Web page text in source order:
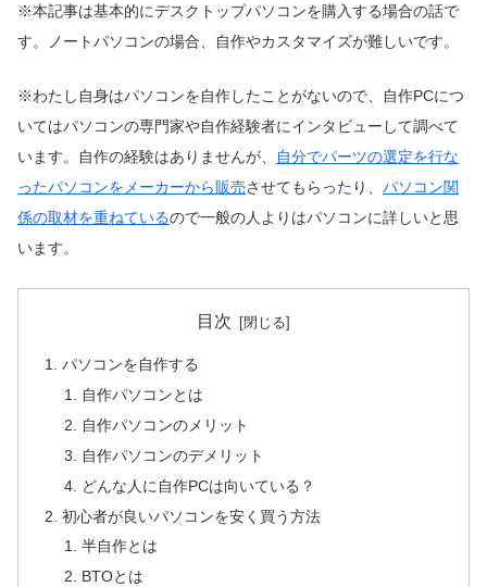
※本記事は基本的にデスクトップパソコンを購入する場合の話で
す。ノートパソコンの場合、自作やカスタマイズが難しいです。
※わたし自身はパソコンを自作したことがないので、自作PCにつ
いてはパソコンの専門家や自作経験者にインタビューして調べて
います。自作の経験はありませんが、
自分でパーツの選定を行な
ったパソコンをメーカーから販売させてもらったり、 パソコン関
係の取材を重ねているので一般の人よりはパソコンに詳しいと思
います。
目次
パソコンを自作する
自作パソコンとは
自作パソコンのメリット
自作パソコンのデメリット
どんな人に自作PCは向いている？
初心者が良いパソコンを安く買う方法
半自作とは
BTOとは